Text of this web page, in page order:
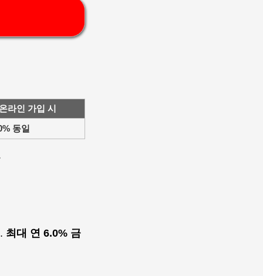
온라인 가입 시
동일
최대 연 6.0% 금